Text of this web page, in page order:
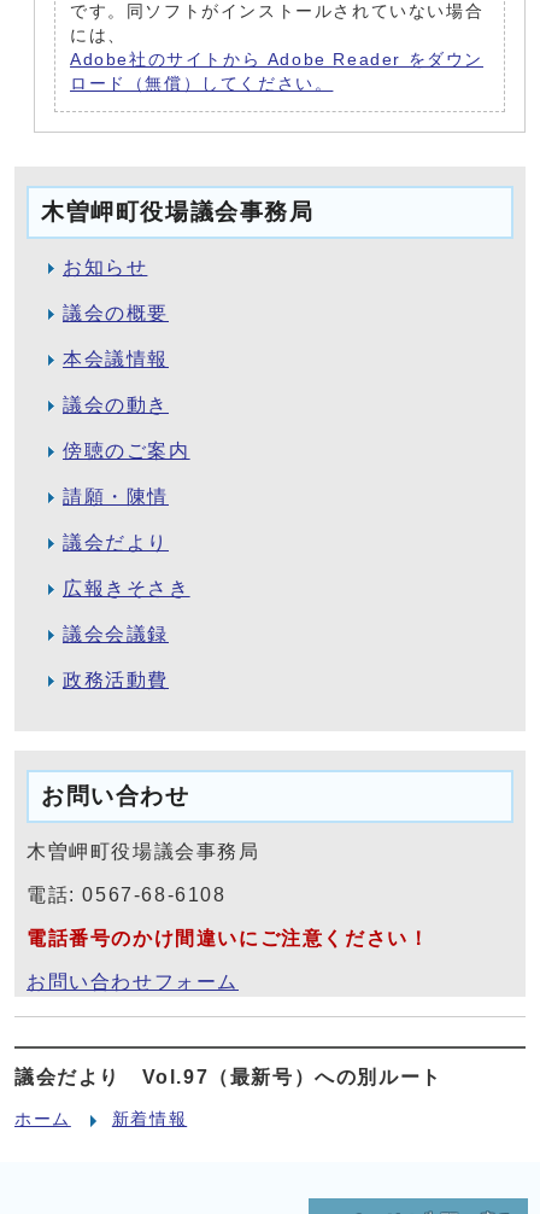
です。同ソフトがインストールされていない場合
には、
Adobe社のサイトから Adobe Reader をダウン
ロード（無償）してください。
木曽岬町役場議会事務局
お知らせ
議会の概要
本会議情報
議会の動き
傍聴のご案内
請願・陳情
議会だより
広報きそさき
議会会議録
政務活動費
お問い合わせ
木曽岬町役場議会事務局
電話: 0567-68-6108
電話番号のかけ間違いにご注意ください！
お問い合わせフォーム
議会だより Vol.97（最新号）への別ルート
ホーム 新着情報